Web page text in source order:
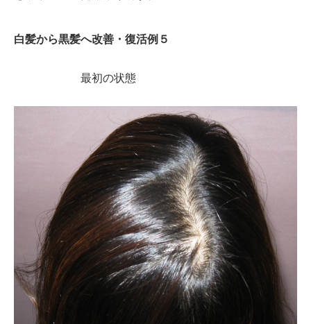
白髪から黒髪へ改善・復活例５
最初の状態